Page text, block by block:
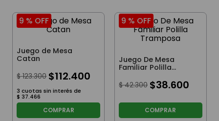
9 % OFF
Juego de Mesa
Catan
$ 123.300 $112.400
3 cuotas sin interés de
$ 37.466
COMPRAR
9 % OFF
Juego De Mesa
Familiar Polilla
$ 42.300 $38.600
COMPRAR